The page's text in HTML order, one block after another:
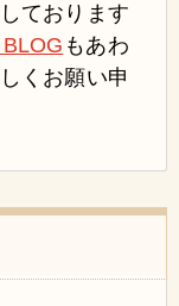
ております
もあわ
くお願い申